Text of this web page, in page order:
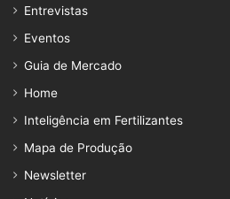
Entrevistas
Eventos
Guia de Mercado
Home
Inteligência em Fertilizantes
Mapa de Produção
Newsletter